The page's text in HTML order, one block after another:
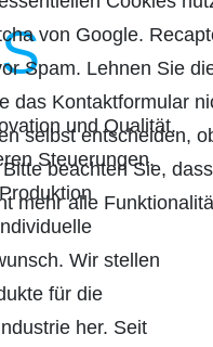
und Qualität.
Steuerungen.
Wir stellen
für die
her. Seit
von Google.
Spam. Lehnen Sie
das Kontaktformular
selbst entscheiden,
beachten Sie,
mehr alle